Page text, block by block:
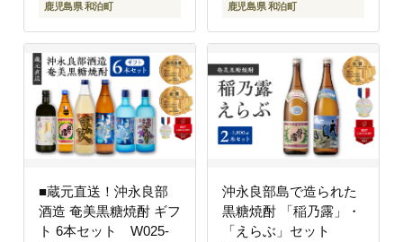
鹿児島県 和泊町 鹿児島県 和泊町
■蔵元直送！沖永良部
酒造 奄美黒糖焼酎 ギフ
ト 6本セット W025-
沖永良部島で造られた
黒糖焼酎 「稲乃露」・
「えらぶ」セット